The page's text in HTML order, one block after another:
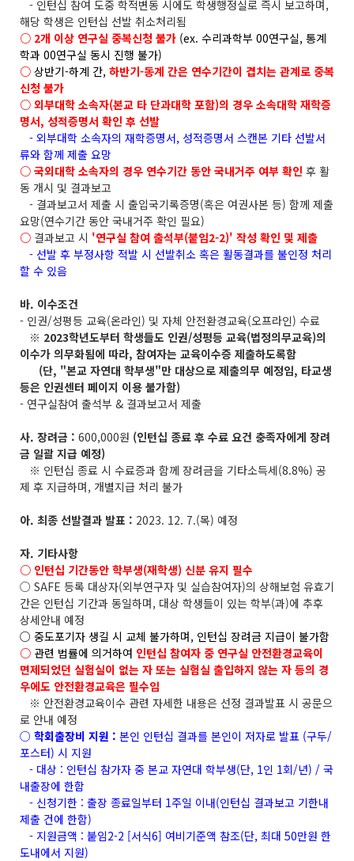
- 인턴십 참여 도중 학적변동 시에도 학생행정실로 즉시 보고하며,
해당 학생은 인턴십 선발 취소처리됨
○ 2개 이상 연구실 중복신청 불가 (ex. 수리과학부 00연구실, 통계
학과 00연구실 동시 진행 불가)
○ 상반기-하계 간, 하반기-동계 간은 연수기간이 겹치는 관계로 중복
신청 불가
○ 외부대학 소속자(본교 타 단과대학 포함)의 경우 소속대학 재학증
명서, 성적증명서 확인 후 선발
- 외부대학 소속자의 재학증명서, 성적증명서 스캔본 기타 선발서
류와 함께 제출 요망
○ 국외대학 소속자의 경우 연수기간 동안 국내거주 여부 확인 후 활
동 개시 및 결과보고
- 결과보고서 제출 시 출입국기록증명(혹은 여권사본 등) 함께 제출
요망(연수기간 동안 국내거주 확인 필요)
○ 결과보고 시 '연구실 참여 출석부(붙임2-2)' 작성 확인 및 제출
- 선발 후 부정사항 적발 시 선발취소 혹은 활동결과를 불인정 처리
할 수 있음
바. 이수조건
- 인권/성평등 교육(온라인) 및 자체 안전환경교육(오프라인) 수료
※ 2023학년도부터 학생들도 인권/성평등 교육(법정의무교육)의
이수가 의무화됨에 따라, 참여자는 교육이수증 제출하도록함
(단, "본교 자연대 학부생"만 대상으로 제출의무 예정임, 타교생
등은 인권센터 페이지 이용 불가함)
- 연구실참여 출석부 & 결과보고서 제출
사. 장려금 : 600,000원 (인턴십 종료 후 수료 요건 충족자에게 장려
금 일괄 지급 예정)
※ 인턴십 종료 시 수료증과 함께 장려금을 기타소득세(8.8%) 공
제 후 지급하며, 개별지급 처리 불가
아. 최종 선발결과 발표 : 2023. 12. 7.(목) 예정
자. 기타사항
○ 인턴십 기간동안 학부생(재학생) 신분 유지 필수
○ SAFE 등록 대상자(외부연구자 및 실습참여자)의 상해보험 유효기
간은 인턴십 기간과 동일하며, 대상 학생들이 있는 학부(과)에 추후
상세안내 예정
○ 중도포기자 생길 시 교체 불가하며, 인턴십 장려금 지급이 불가함
○ 관련 법률에 의거하여 인턴십 참여자 중 연구실 안전환경교육이
면제되었던 실험실이 없는 자 또는 실험실 출입하지 않는 자 등의 경
우에도 안전환경교육은 필수임
※ 안전환경교육이수 관련 자세한 내용은 선정 결과발표 시 공문으
로 안내 예정
○ 학회출장비 지원 : 본인 인턴십 결과를 본인이 저자로 발표 (구두/
포스터) 시 지원
- 대상 : 인턴십 참가자 중 본교 자연대 학부생(단, 1인 1회/년) / 국
내출장에 한함
- 신청기한 : 출장 종료일부터 1주일 이내(인턴십 결과보고 기한내
제출 건에 한함)
- 지원금액 : 붙임2-2 [서식6] 여비기준액 참조(단, 최대 50만원 한
도내에서 지원)